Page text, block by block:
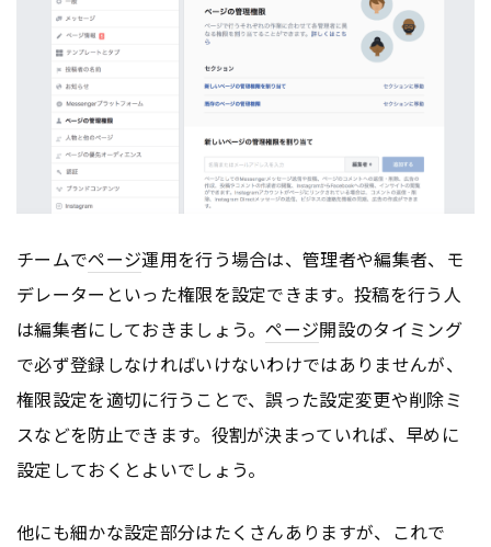
チームでページ運用を行う場合は、管理者や編集者、モ
デレーターといった権限を設定できます。投稿を行う人
は編集者にしておきましょう。ページ開設のタイミング
で必ず登録しなければいけないわけではありませんが、
権限設定を適切に行うことで、誤った設定変更や削除ミ
スなどを防止できます。役割が決まっていれば、早めに
設定しておくとよいでしょう。
他にも細かな設定部分はたくさんありますが、これで